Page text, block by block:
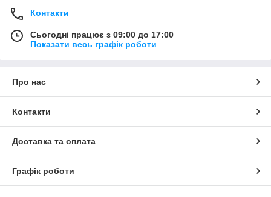
Контакти
Сьогодні працює з 09:00 до 17:00
Показати весь графік роботи
Про нас
Контакти
Доставка та оплата
Графік роботи